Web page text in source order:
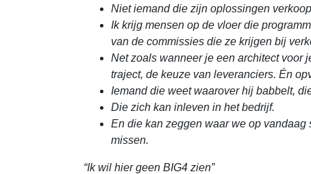
Niet iemand die zijn oplossingen
Ik krijg mensen op de vloer die
van de commissies die ze krijgen bij
Net zoals wanneer je een architect voor
traject, de keuze van leveranciers. Én
Iemand die weet waarover hij babbelt,
Die zich kan inleven in het bedrijf.
En die kan zeggen waar we op
missen.
“Ik wil hier geen BIG4 zien”